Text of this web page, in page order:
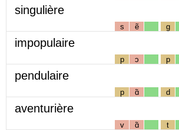
singulière
s ẽ g
impopulaire
p ɔ p
pendulaire
p ɑ̃ d
aventurière
v ɑ̃ t